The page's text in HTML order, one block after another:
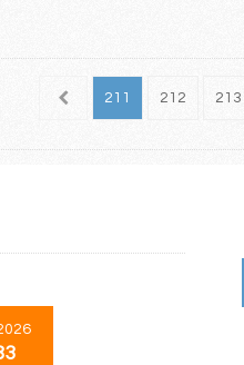
210 211 212 213